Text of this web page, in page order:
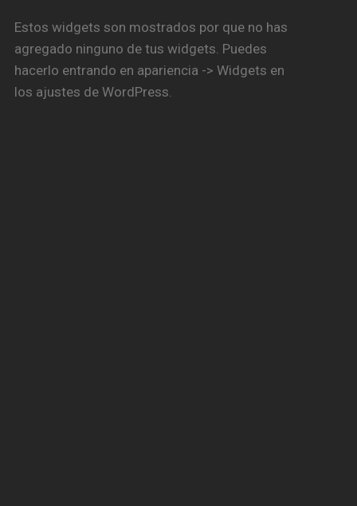
Estos widgets son mostrados por que no has
agregado ninguno de tus widgets. Puedes
hacerlo entrando en apariencia -> Widgets en
los ajustes de WordPress.